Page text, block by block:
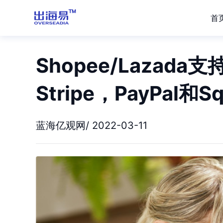
首
Shopee/Lazada支
Stripe，PayPal和
蓝海亿观网/ 2022-03-11